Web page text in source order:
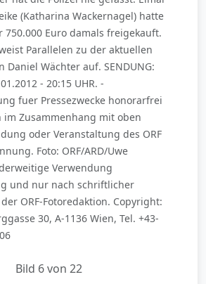
(Katharina Wackernagel) hatte
Euro damals freigekauft.
Parallelen zu der aktuellen
Daniel Wächter auf. SENDUNG:
- 20:15 UHR. -
fuer Pressezwecke honorarfrei
im Zusammenhang mit oben
oder Veranstaltung des ORF
Foto: ORF/ARD/Uwe
Verwendung
und nur nach schriftlicher
ORF-Fotoredaktion. Copyright:
30, A-1136 Wien, Tel. +43-
Bild 6 von 22